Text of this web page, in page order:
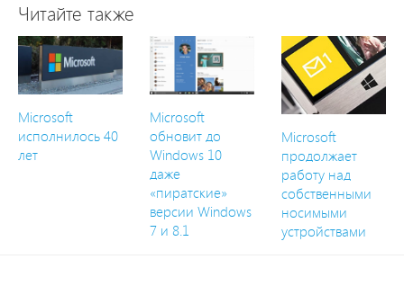
Читайте также
Microsoft
исполнилось 40
лет
Microsoft
обновит до
Windows 10
даже
«пиратские»
версии Windows
7 и 8.1
Microsoft
продолжает
работу над
собственными
носимыми
устройствами